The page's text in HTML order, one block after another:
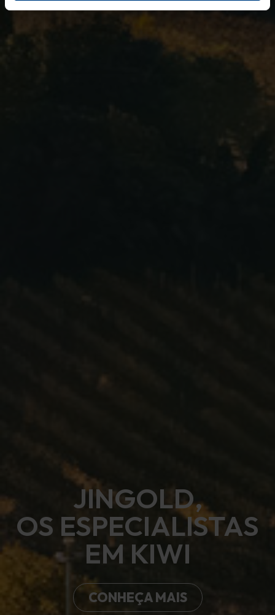
JINGOLD,
OS ESPECIALISTAS
EM KIWI
CONHEÇA MAIS